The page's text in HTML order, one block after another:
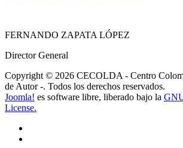
FERNANDO ZAPATA LÓPEZ
Director General
Copyright © 2026 CECOLDA - Centro
de Autor -. Todos los derechos reservados.
Joomla! es software libre, liberado bajo la
License.